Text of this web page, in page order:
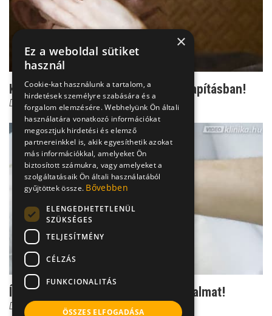
Kiegészítő kezelés a fájdalomcsillapításban!
Dr. Kisegyházi Attila
Így kell elképzelni a kisugárzó fájdalmat!
Dr. Kisegyházi Attila
×
Ez a weboldal sütiket
használ
Cookie-kat használunk a tartalom, a
hirdetések személyre szabására és a
forgalom elemzésére. Webhelyünk Ön általi
használatára vonatkozó információkat
megosztjuk hirdetési és elemző
partnereinkkel is, akik egyesíthetik azokat
más információkkal, amelyeket Ön
biztosított számukra, vagy amelyeket a
szolgáltatásaik Ön általi használatából
gyűjtöttek össze. Bővebben
ELENGEDHETETLENÜL
SZÜKSÉGES
TELJESÍTMÉNY
CÉLZÁS
FUNKCIONALITÁS
ÖSSZES ELFOGADÁSA